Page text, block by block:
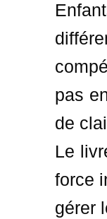
pas
de
Le
force
gérer